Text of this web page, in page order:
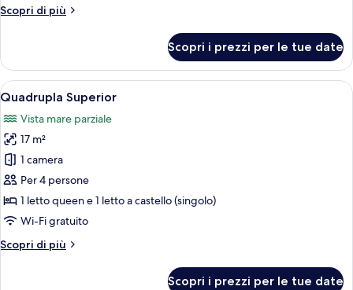
Scopri di più
Altri
Romantica
Scopri i prezzi per le tue date
Apri
tutte
le
foto
per
Quadrupla
Superior
Camera da letto moderna con un
8
Quadrupla Superior
Vista mare parziale
17 m²
1 camera
Per 4 persone
1 letto queen e 1 letto a castello (singolo)
Wi-Fi gratuito
Scopri di più
Altri
Scopri i prezzi per le tue date